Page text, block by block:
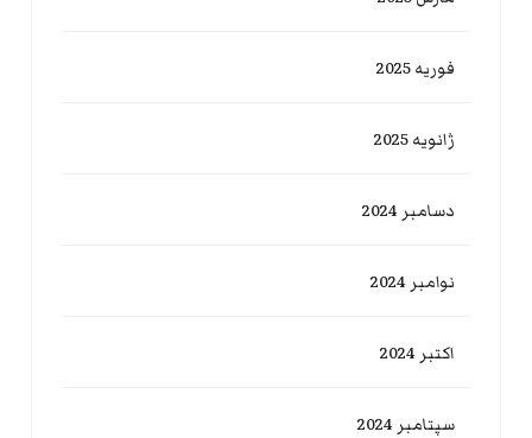
فوریه 2025
ژانویه 2025
دسامبر 2024
نوامبر 2024
اکتبر 2024
سپتامبر 2024